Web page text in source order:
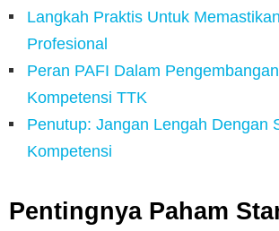
Langkah Praktis Untuk
Profesional
Peran PAFI Dalam
Kompetensi TTK
Penutup: Jangan Lengah Dengan
Kompetensi
Pentingnya Paham